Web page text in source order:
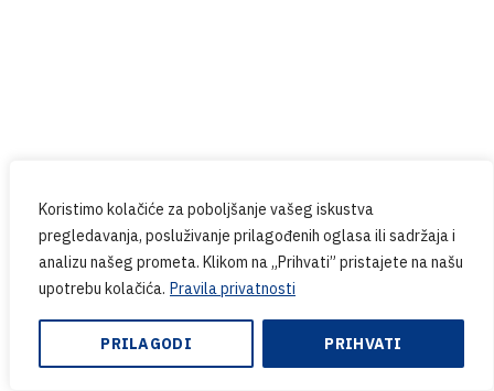
Koristimo kolačiće za poboljšanje vašeg iskustva
pregledavanja, posluživanje prilagođenih oglasa ili sadržaja i
analizu našeg prometa. Klikom na „Prihvati” pristajete na našu
upotrebu kolačića. Pravila privatnosti
PRILAGODI PRIHVATI